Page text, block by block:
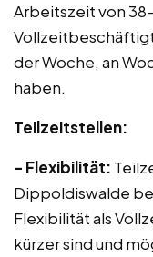
Arbeitszeit von
der Woche, an
haben.
Teilzeitstellen:
– Flexibilität:
Dippoldiswalde
Flexibilität als
kürzer sind und